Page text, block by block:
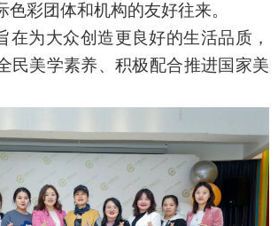
色彩团体和机构的友好往来。
在为大众创造更良好的生活品质 ，
民美学素养 、积极配合推进国家美